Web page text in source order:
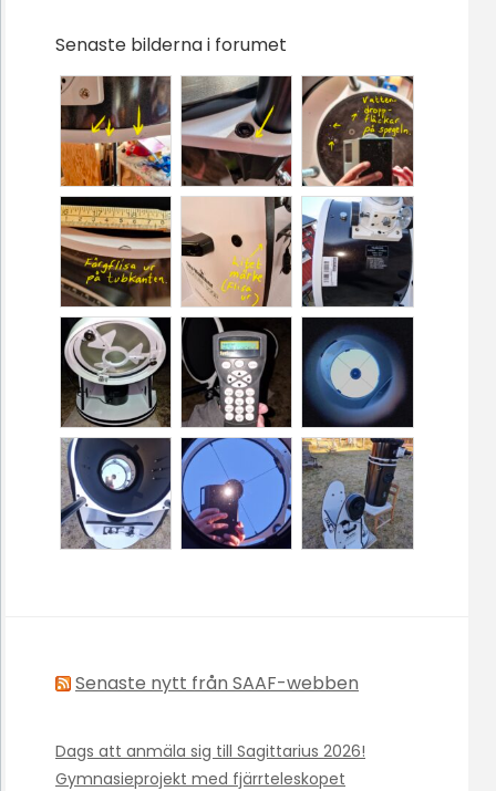
Senaste bilderna i forumet
Senaste nytt från SAAF-webben
Dags att anmäla sig till Sagittarius 2026!
Gymnasieprojekt med fjärrteleskopet